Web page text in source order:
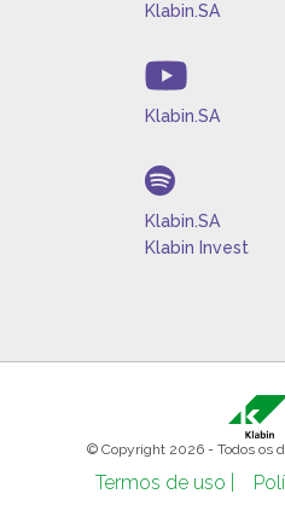
Klabin.SA
Klabin.SA
Klabin.SA
Klabin Invest
© Copyright 2026 - Todos os
Termos de uso |